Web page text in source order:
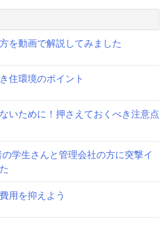
を動画で解説してみました
住環境のポイント
いために！押さえておくべき注意点
学生さんと管理会社の方に突撃イ
用を抑えよう